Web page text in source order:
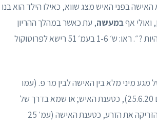
בפני האיש מצג שווא, כאילו הילד הוא בנו
ואולי אףבמעשה, עת כאשר במהלך ההריון
נשאלה על ידי האיש ״בצחוק״ ״אם זה ילד שלו״, השיבה ״של מי יכול להיות ?״. ראו: ש׳ 1-6 בעמ׳ 51 רישא לפרוטוקול
מיני מלא בין האישה לבין מר פ. (עמו
מתגוררים האישה והילד כיום. ראו: ש׳ 21-22 בעמ׳ 26 לפרוטוקול מיום 25.6.20), כטענת האיש; או שמא בדרך של
"תרומת זרע", עת מר פ. נתן את זרעו לאישה באמצעות כלי קיבול, וזו הזריקה את הזרע, כטענת האישה (עמ׳ 25